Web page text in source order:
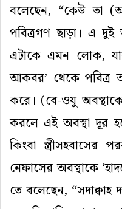
বলেছেন, “কেউ তা
পবিত্রগণ ছাড়া। এ
এটাকে এমন লোক,
আকবর’ থেকে পবিত্র
করে। (বে-ওযু
করলে এই অবস্থা দূর
কিংবা স্ত্রীসহবাসের
নেফাসের অবস্থাকে
তে বলেছেন,